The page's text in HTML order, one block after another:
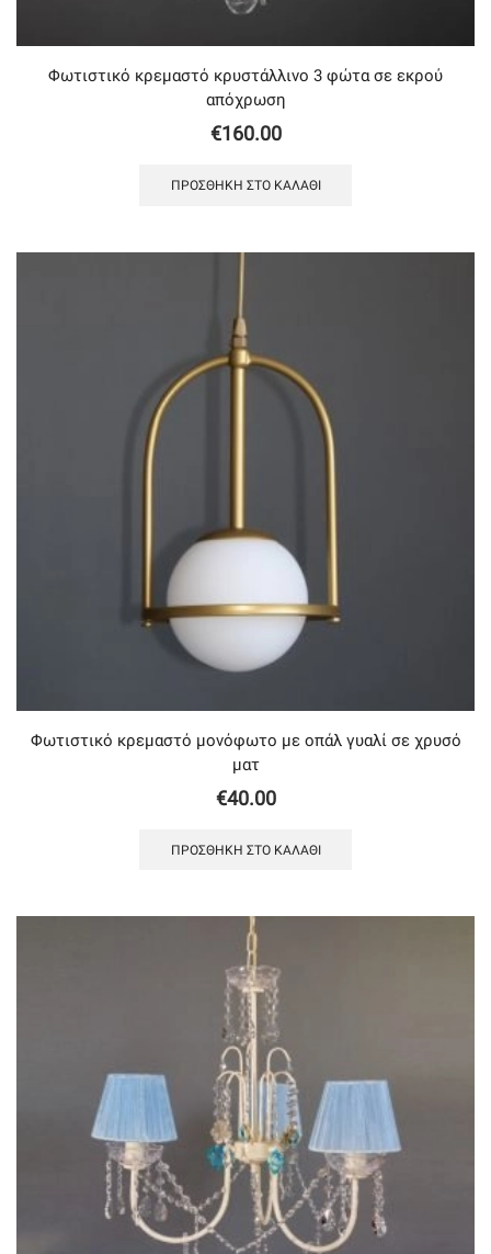
Φωτιστικό κρεμαστό κρυστάλλινο 3 φώτα σε εκρού
απόχρωση
€160.00
ΠΡΟΣΘΉΚΗ ΣΤΟ ΚΑΛΆΘΙ
Φωτιστικό κρεμαστό μονόφωτο με οπάλ γυαλί σε χρυσό
ματ
€40.00
ΠΡΟΣΘΉΚΗ ΣΤΟ ΚΑΛΆΘΙ